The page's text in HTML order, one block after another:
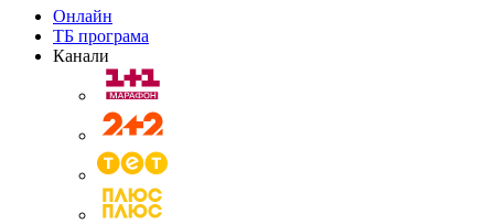
Онлайн
ТБ програма
Канали